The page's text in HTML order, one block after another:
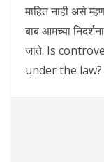
माहित नाही असे
बाब आमच्या
जाते. Is
under the